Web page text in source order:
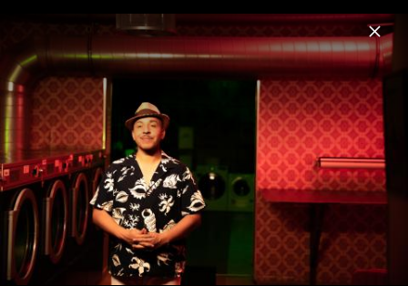
Menu
Lou Bega
Home Musik Fotos
Lou Bega - Pressebilder 2021